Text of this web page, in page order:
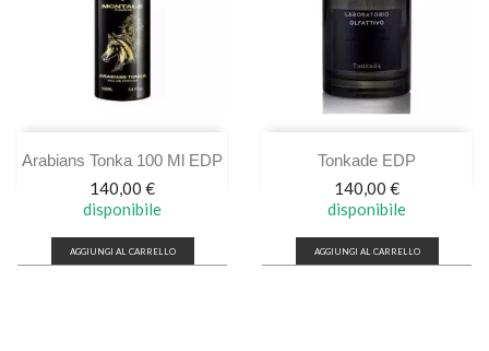
Arabians Tonka 100 Ml EDP
Prezzo
140,00 €
disponibile
AGGIUNGI AL CARRELLO
Tonkade EDP
Prezzo
140,00 €
disponibile
AGGIUNGI AL CARRELLO